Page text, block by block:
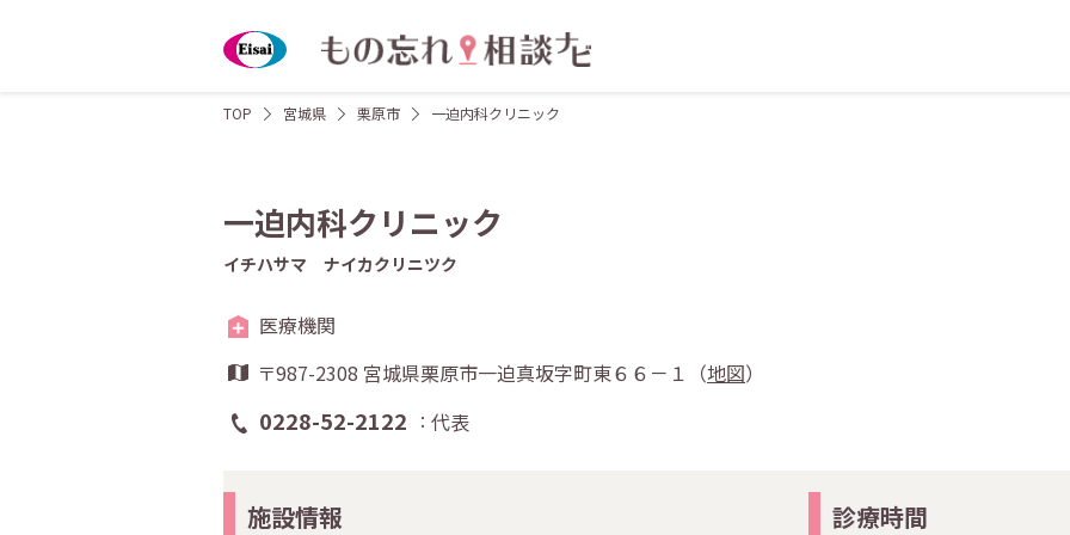
TOP 宮城県 栗原市 一迫内科クリニック
一迫内科クリニック
イチハサマ ナイカクリニツク
医療機関
〒987-2308 宮城県栗原市一迫真坂字町東６６－１（地図）
0228-52-2122 代表
施設情報 診療時間